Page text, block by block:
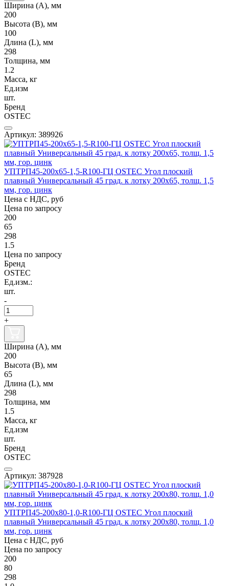
Ширина (А), мм
200
Высота (В), мм
100
Длина (L), мм
298
Толщина, мм
1.2
Масса, кг
Ед.изм
шт.
Бренд
OSTEC
Артикул: 389926
УПТРП45-200х65-1,5-R100-ГЦ OSTEC Угол плоский
плавный Универсальный 45 град. к лотку 200х65, толщ. 1,5
мм, гор. цинк
Цена с НДС, руб
Цена по запросу
200
65
298
1.5
Цена по запросу
Бренд
OSTEC
Ед.изм.:
шт.
-
+
Ширина (А), мм
200
Высота (В), мм
65
Длина (L), мм
298
Толщина, мм
1.5
Масса, кг
Ед.изм
шт.
Бренд
OSTEC
Артикул: 387928
УПТРП45-200х80-1,0-R100-ГЦ OSTEC Угол плоский
плавный Универсальный 45 град. к лотку 200х80, толщ. 1,0
мм, гор. цинк
Цена с НДС, руб
Цена по запросу
200
80
298